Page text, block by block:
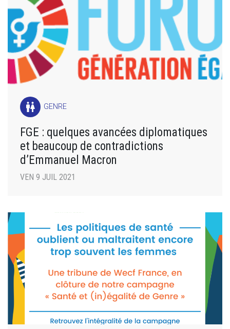
wc GENRE
FGE : quelques avancées diplomatiques
et beaucoup de contradictions
d’Emmanuel Macron
VEN 9 JUIL 2021